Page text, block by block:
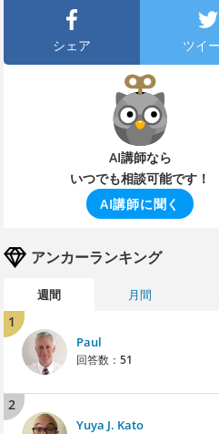
シェア ツイ
AI講師なら
いつでも相談可能です！
AI講師に聞く
アンカーランキング
週間 月間
1
Paul
回答数： 51
2
Yuya J. Kato